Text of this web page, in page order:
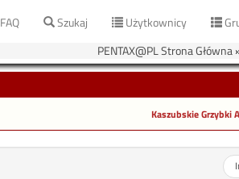
FAQ Szukaj Użytkownicy
PENTAX@PL Strona Główna
Kaszubskie Grzybki